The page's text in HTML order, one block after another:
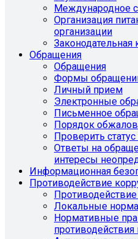
Международное
Организация
организации
Законодательная
Обращения
Обращения
Формы
Личный прием
Электронные
Письменное
Порядок
Проверить
Ответы на
интересы
Информационная
Противодействие
Локальные
Нормативные